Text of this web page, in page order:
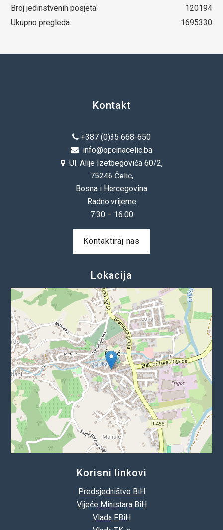
Broj jedinstvenih posjeta:
120194
Ukupno pregleda:
1695330
Kontakt
+387 (0)35 668-650
info@opcinacelic.ba
Ul. Alije Izetbegovića 60/2,
75246 Čelić,
Bosna i Hercegovina
Radno vrijeme
7:30 – 16:00
Kontaktiraj nas
Lokacija
Korisni linkovi
Predsjedništvo BiH
Vijeće Ministara BiH
Vlada FBiH